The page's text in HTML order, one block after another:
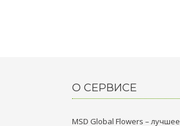
О СЕРВИСЕ
MSD Global Flowers – лучшее